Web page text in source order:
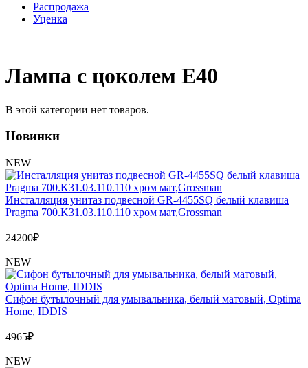
Распродажа
Уценка
Лампа с цоколем E40
В этой категории нет товаров.
Новинки
NEW
Инсталляция унитаз подвесной GR-4455SQ белый клавиша
Pragma 700.K31.03.110.110 хром мат,Grossman
24200₽
NEW
Сифон бутылочный для умывальника, белый матовый, Optima
Home, IDDIS
4965₽
NEW